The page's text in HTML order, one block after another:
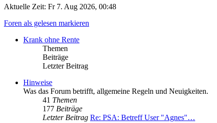
Aktuelle Zeit: Fr 7. Aug 2026, 00:48
Foren als gelesen markieren
Krank ohne Rente
Themen
Beiträge
Letzter Beitrag
Hinweise
Was das Forum betrifft, allgemeine Regeln und Neuigkeiten.
41 Themen
177 Beiträge
Letzter Beitrag Re: PSA: Betreff User "Agnes"…